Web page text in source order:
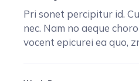
Pri sonet percipitur id.
nec. Nam no aeque
vocent epicurei ea quo,